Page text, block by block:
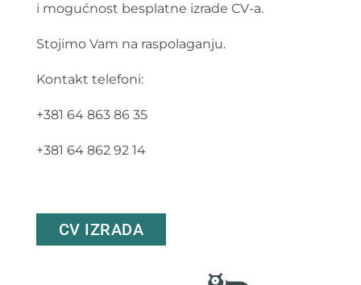
i mogućnost besplatne izrade CV-a.
Stojimo Vam na raspolaganju.
Kontakt telefoni:
+381 64 863 86 35
+381 64 862 92 14
CV IZRADA